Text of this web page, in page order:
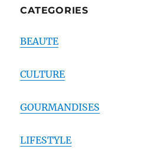
CATEGORIES
BEAUTE
CULTURE
GOURMANDISES
LIFESTYLE